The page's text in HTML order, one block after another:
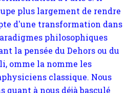
omme la nomme les
classique. Nous
quant à nous déjà basculé
dans la modernité
résolvant la plupart des
philosophique du WWe
Cette pensée hors contrat est